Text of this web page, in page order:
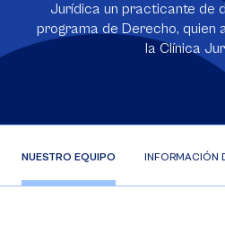
Jurídica un practicante de
programa de Derecho, quien
la Clínica
NUESTRO EQUIPO INFORMACIÓN